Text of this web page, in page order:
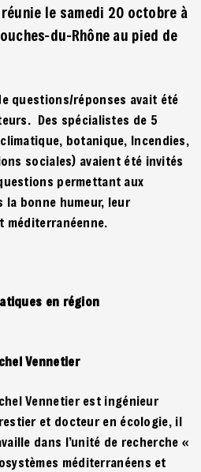
le samedi 20 octobre à
du-Rhône au pied de
questions/réponses avait été
Des spécialistes de 5
botanique, Incendies,
sociales) avaient été invités
permettant aux
la bonne humeur, leur
méditerranéenne.
en région
Vennetier
Vennetier est ingénieur
et docteur en écologie, il
dans l’unité de recherche «
méditerranéens et